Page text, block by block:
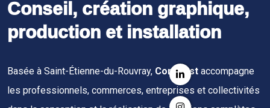
Conseil, création graphique,
production et installation
Basée à Saint-Étienne-du-Rouvray, Comwest accompagne
les professionnels, commerces, entreprises et collectivités